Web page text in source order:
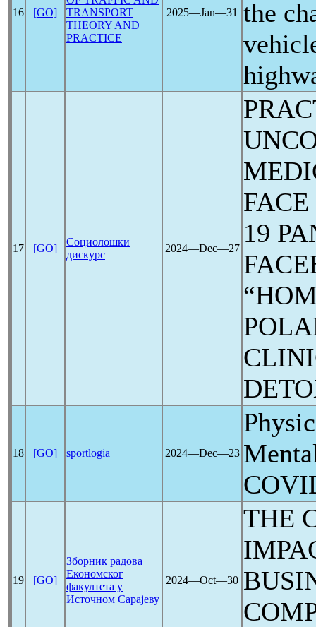
16 [GO]
TRANSPORT
THEORY AND
PRACTICE
2025―Jan―31
the
17 [GO]
Социолошки
дискурс
2024―Dec―27
19
18 [GO] sportlogia 2024―Dec―23
19 [GO]
Зборник радова
Економског
факултета у
Источном Сарајеву
2024―Oct―30
THE